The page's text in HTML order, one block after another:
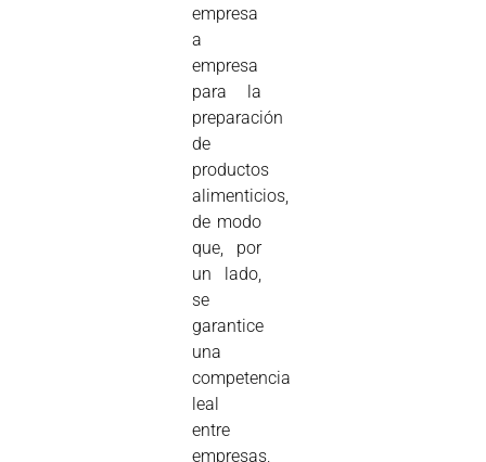
empresa
a
empresa
para la
preparación
de
productos
alimenticios,
de modo
que, por
un lado,
se
garantice
una
competencia
leal
entre
empresas,